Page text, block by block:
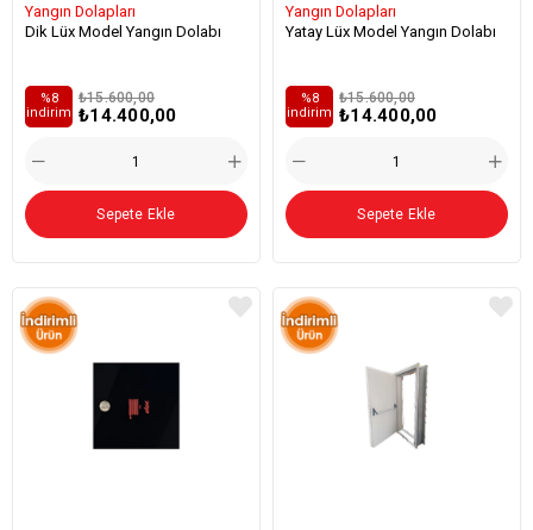
Yangın Dolapları
Dik Lüx Model Yangın Dolabı
₺14.400,00
₺15.600,00
%8
i̇ndirim
Sepete Ekle
Yangın Dolapları
Yatay Lüx Model Yangın Dolabı
₺14.400,00
₺15.600,00
%8
i̇ndirim
Sepete Ekle